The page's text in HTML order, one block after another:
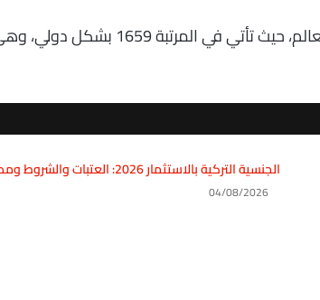
وتعد الجامعة من ضمن أفضل ألفي جامعة حول العالم، حيث تأتي في
الجنسية التركية بالاستثمار 2026: العتبات والشروط ومدة الالتزام
04/08/2026